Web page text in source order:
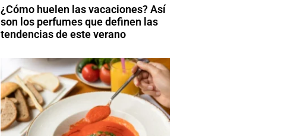
¿Cómo huelen las vacaciones? Así
son los perfumes que definen las
tendencias de este verano